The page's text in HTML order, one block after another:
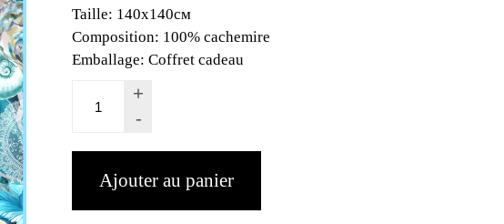
Taille: 140x140cм
Composition: 100% cachemire
Emballage: Coffret cadeau
+
-